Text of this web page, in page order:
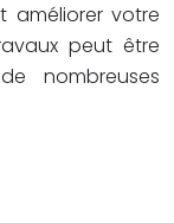
améliorer votre
peut être
nombreuses